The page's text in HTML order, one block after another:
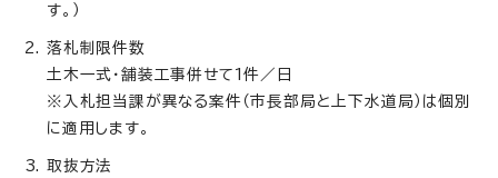
す。）
落札制限件数
土木一式・舗装工事併せて1件／日
※入札担当課が異なる案件（市長部局と上下水道局）は個別
に適用します。
取抜方法